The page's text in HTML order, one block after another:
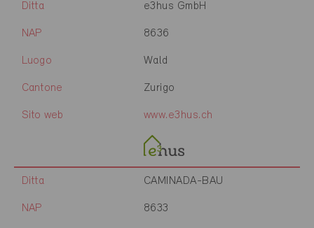
Ditta e3hus GmbH
NAP 8636
Luogo Wald
Cantone Zurigo
Sito web www.e3hus.ch
Ditta CAMINADA-BAU
NAP 8633